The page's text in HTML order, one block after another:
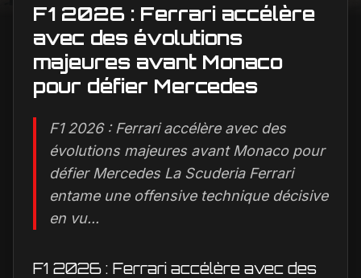
F1 2026 : Ferrari accélère
avec des évolutions
majeures avant Monaco
pour défier Mercedes
F1 2026 : Ferrari accélère avec des
évolutions majeures avant Monaco pour
défier Mercedes La Scuderia Ferrari
entame une offensive technique décisive
en vu...
F1 2026 : Ferrari accélère avec des